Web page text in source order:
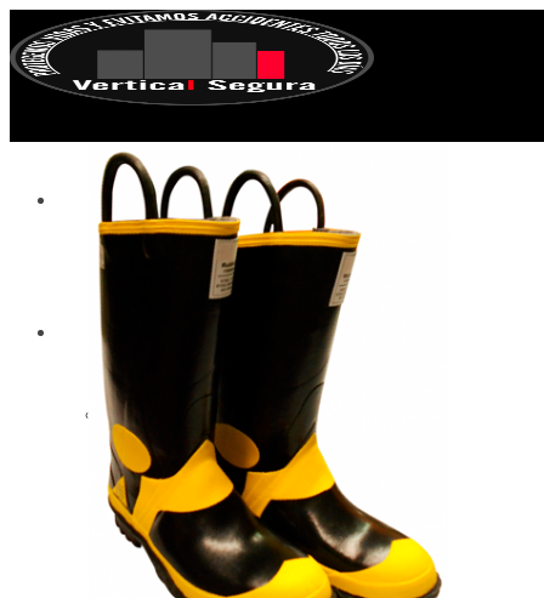
INICIO
PRODUCTOS
Equipo contra Incendios
Accesorios
Botas
Cascos
Guantes
Monja o capucha